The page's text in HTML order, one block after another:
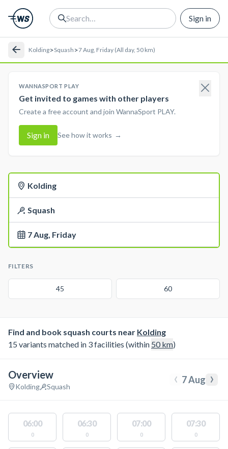
Sign in
Kolding>Squash >7 Aug, Friday (All day, 50 km)
WANNASPORT PLAY
Get invited to games with other players
Create a free account and join WannaSport PLAY.
Sign in See how it works →
Kolding
Squash
7 Aug, Friday
FILTERS
45 60
Find and book squash courts near Kolding
15 variants matched in 3 facilities (within 50km)
Overview
Kolding Squash ‹ 7 Aug ›
06:00
0
06:30
0
07:00
0
07:30
0